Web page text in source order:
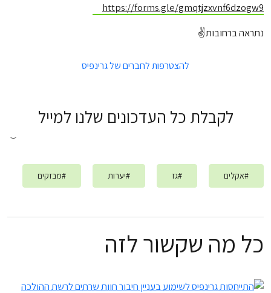
https://forms.gle/gmqtjzxvnf6dzogw9
נתראה ברחובות✌️
להצטרפות לחברים של גרינפיס
לקבלת כל העדכונים שלנו למייל
#אקלים #גז #יערות #מבזקים
כל מה שקשור לזה